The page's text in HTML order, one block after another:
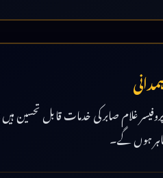
غلام صابر کی خدمات قابل تحسین
ہوں گے۔